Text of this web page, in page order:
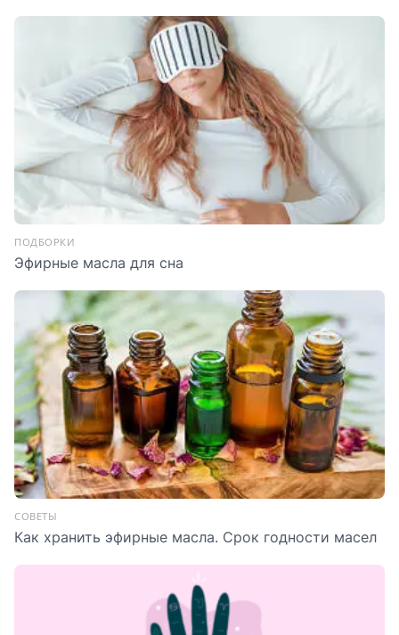
ПОДБОРКИ
Эфирные масла для сна
СОВЕТЫ
Как хранить эфирные масла. Срок годности масел